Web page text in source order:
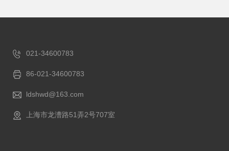
021-34600783
86-021-34600783
ldshwd@163.com
上海市龙漕路51弄2号707室